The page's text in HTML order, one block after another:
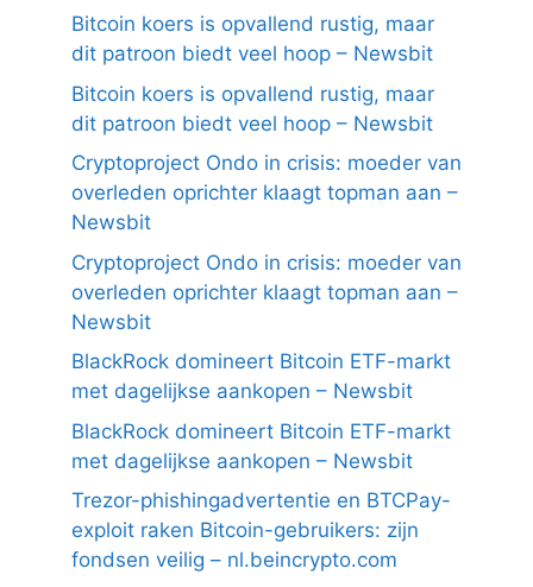
Bitcoin koers is opvallend rustig, maar
dit patroon biedt veel hoop – Newsbit
Bitcoin koers is opvallend rustig, maar
dit patroon biedt veel hoop – Newsbit
Cryptoproject Ondo in crisis: moeder van
overleden oprichter klaagt topman aan –
Newsbit
Cryptoproject Ondo in crisis: moeder van
overleden oprichter klaagt topman aan –
Newsbit
BlackRock domineert Bitcoin ETF-markt
met dagelijkse aankopen – Newsbit
BlackRock domineert Bitcoin ETF-markt
met dagelijkse aankopen – Newsbit
Trezor-phishingadvertentie en BTCPay-
exploit raken Bitcoin-gebruikers: zijn
fondsen veilig – nl.beincrypto.com